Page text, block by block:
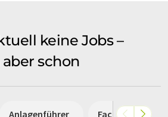
keine Jobs –
schon
Anlagenführer Fachkraft